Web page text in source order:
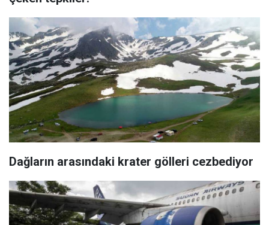
Dağların arasındaki krater gölleri cezbediyor